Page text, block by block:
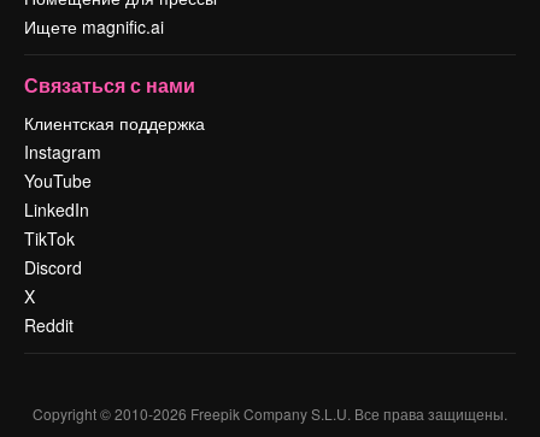
Ищете magnific.ai
Связаться с нами
Клиентская поддержка
Instagram
YouTube
LinkedIn
TikTok
Discord
X
Reddit
Copyright © 2010-2026 Freepik Company S.L.U. Все права защищены.